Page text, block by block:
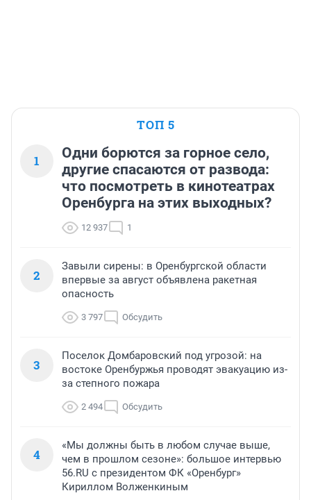
ТОП 5
1
Одни борются за горное село,
другие спасаются от развода:
что посмотреть в кинотеатрах
Оренбурга на этих выходных?
12 937 1
2
Завыли сирены: в Оренбургской области
впервые за август объявлена ракетная
опасность
3 797 Обсудить
3
Поселок Домбаровский под угрозой: на
востоке Оренбуржья проводят эвакуацию из-
за степного пожара
2 494 Обсудить
4
«Мы должны быть в любом случае выше,
чем в прошлом сезоне»: большое интервью
56.RU с президентом ФК «Оренбург»
Кириллом Волженкиным